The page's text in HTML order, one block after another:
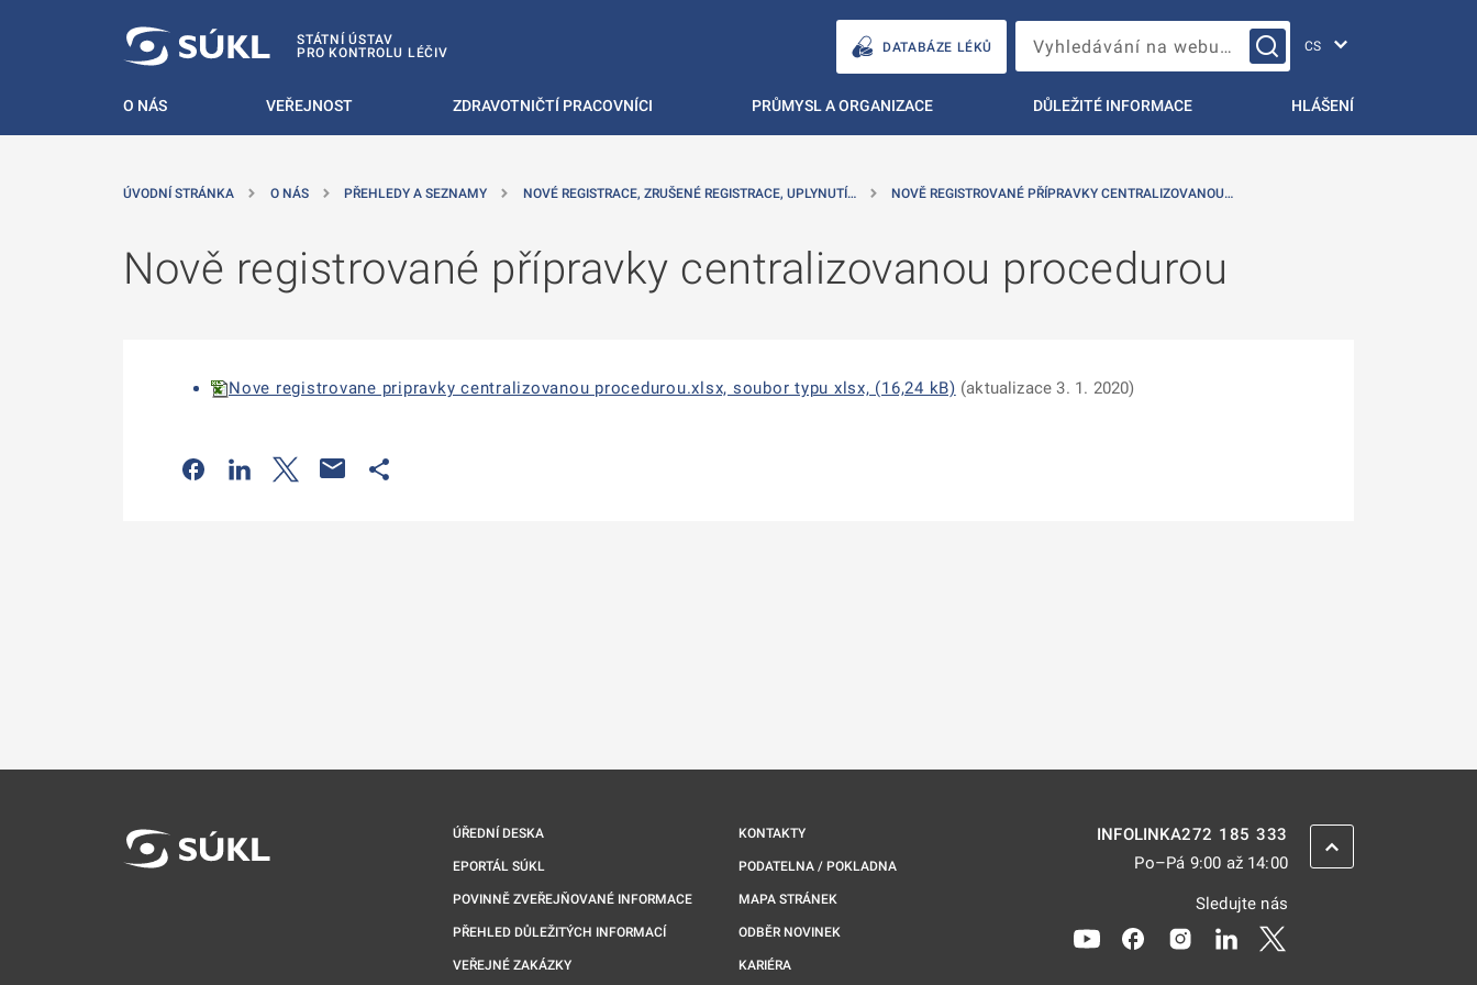
STÁTNÍ ÚSTAV
PRO KONTROLU LÉČIV
DATABÁZE LÉKŮ Vyhledávání na webu…
O NÁS VEŘEJNOST ZDRAVOTNIČTÍ PRACOVNÍCI PRŮMYSL A ORGANIZACE DŮLEŽITÉ INFORMACE HLÁŠENÍ
ÚVODNÍ STRÁNKA O NÁS PŘEHLEDY A SEZNAMY NOVÉ REGISTRACE, ZRUŠENÉ REGISTRACE, UPLYNUTÍ… NOVĚ REGISTROVANÉ PŘÍPRAVKY CENTRALIZOVANOU…
Nově registrované přípravky centralizovanou procedurou
Nove registrovane pripravky centralizovanou procedurou.xlsx, soubor typu xlsx, (16,24 kB) (aktualizace 3. 1. 2020)
Odkaz se otevře na nové kartě
Odkaz se otevře na nové kartě
Odkaz se otevře na nové kartě
ÚŘEDNÍ DESKA
EPORTÁL SÚKL
POVINNĚ ZVEŘEJŇOVANÉ INFORMACE
PŘEHLED DŮLEŽITÝCH INFORMACÍ
VEŘEJNÉ ZAKÁZKY
KONTAKTY
PODATELNA / POKLADNA
MAPA STRÁNEK
ODBĚR NOVINEK
KARIÉRA
INFOLINKA272 185 333
Po–Pá 9:00 až 14:00
Sledujte nás
Odkaz se otevře na nové kartě
Odkaz se otevře na nové kartě
Odkaz se otevře na nové kartě
Odkaz se otevře na nové
ZPĚT NAHORU